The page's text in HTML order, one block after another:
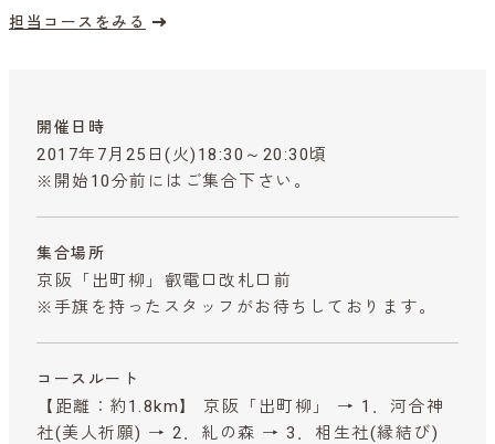
担当コースをみる
開催日時
2017年7月25日(火)18:30～20:30頃
※開始10分前にはご集合下さい。
集合場所
京阪「出町柳」叡電口改札口前
※手旗を持ったスタッフがお待ちしております。
コースルート
【距離：約1.8km】 京阪「出町柳」 → 1．河合神
社(美人祈願) → 2．糺の森 → 3．相生社(縁結び)